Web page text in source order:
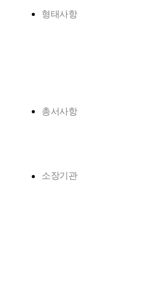
형태사항
총서사항
소장기관